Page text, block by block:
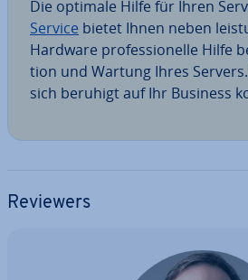
Die optimale Hilfe für Ihren
Service bietet Ihnen neben
Hardware pro­fes­sio­nel­le Hilfe
ti­on und Wartung Ihres
sich beruhigt auf Ihr Business
Reviewers